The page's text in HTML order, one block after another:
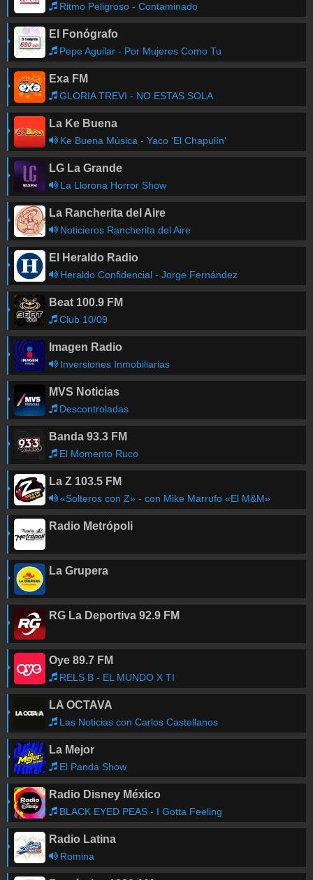
Ritmo Peligroso - Contaminado
El Fonógrafo
Pepe Aguilar - Por Mujeres Como Tu
Exa FM
GLORIA TREVI - NO ESTAS SOLA
La Ke Buena
Ke Buena Música - Yaco 'El Chapulín'
LG La Grande
La Llorona Horror Show
La Rancherita del Aire
Noticieros Rancherita del Aire
El Heraldo Radio
Heraldo Confidencial - Jorge Fernández
Beat 100.9 FM
Club 10/09
Imagen Radio
Inversiones Inmobiliarias
MVS Noticias
Descontroladas
Banda 93.3 FM
El Momento Ruco
La Z 103.5 FM
«Solteros con Z» - con Mike Marrufo «El M&M»
Radio Metrópoli
La Grupera
RG La Deportiva 92.9 FM
Oye 89.7 FM
RELS B - EL MUNDO X TI
LA OCTAVA
Las Noticias con Carlos Castellanos
La Mejor
El Panda Show
Radio Disney México
BLACK EYED PEAS - I Gotta Feeling
Radio Latina
Romina